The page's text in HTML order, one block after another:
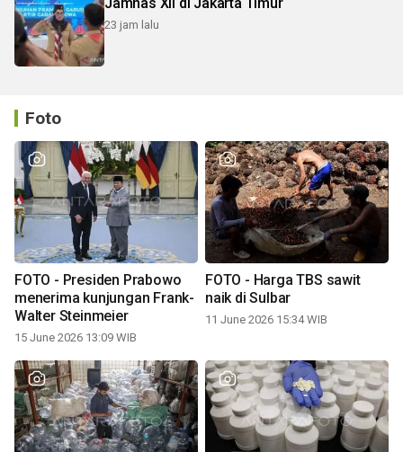
23 jam lalu
Foto
FOTO - Presiden Prabowo
menerima kunjungan Frank-
Walter Steinmeier
15 June 2026 13:09 WIB
FOTO - Harga TBS sawit
naik di Sulbar
11 June 2026 15:34 WIB